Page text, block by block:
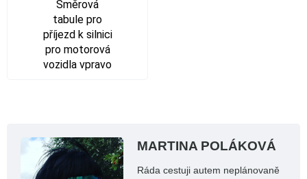
Směrová
tabule pro
příjezd k silnici
pro motorová
vozidla vpravo
MARTINA POLÁKOVÁ
Ráda cestuji autem neplánovaně